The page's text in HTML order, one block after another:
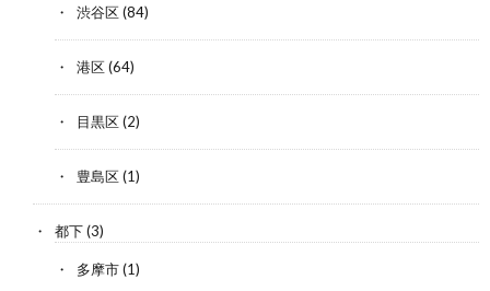
渋谷区(84)
港区(64)
目黒区(2)
豊島区(1)
都下(3)
多摩市(1)